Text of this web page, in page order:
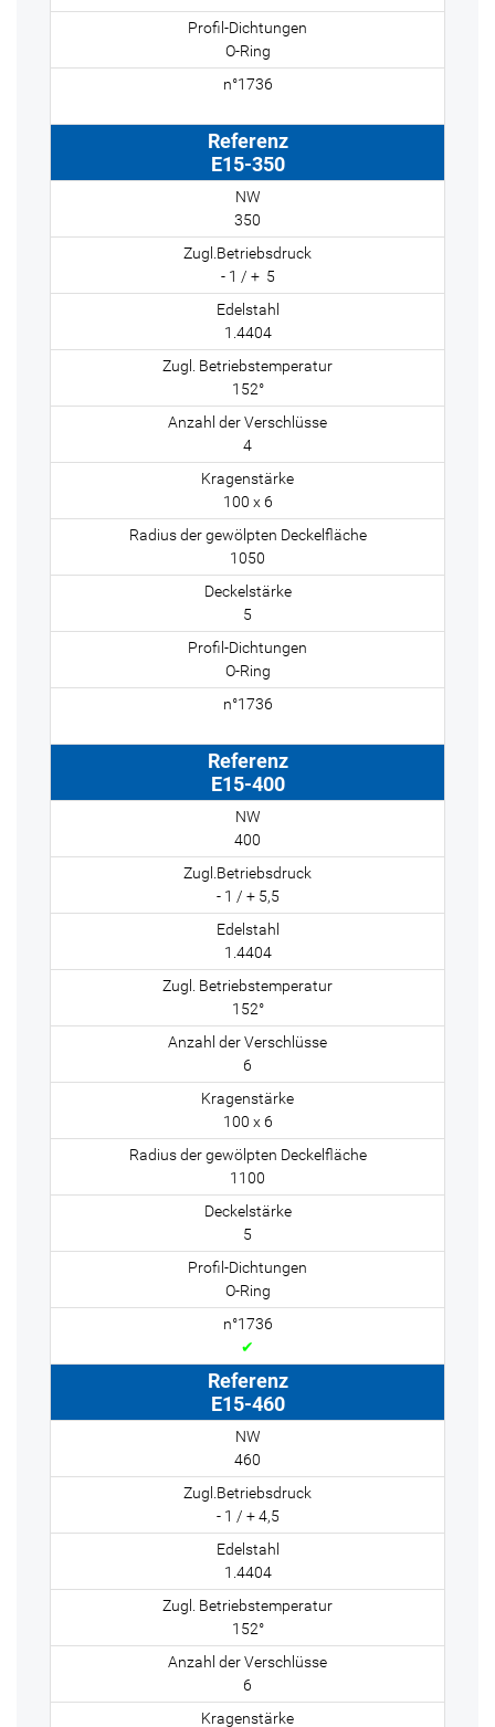
O-Ring
E15-350
350
- 1 / + 5
1.4404
152°
4
100 x 6
1050
5
O-Ring
E15-400
400
- 1 / + 5,5
1.4404
152°
6
100 x 6
1100
5
O-Ring
✔
E15-460
460
- 1 / + 4,5
1.4404
152°
6